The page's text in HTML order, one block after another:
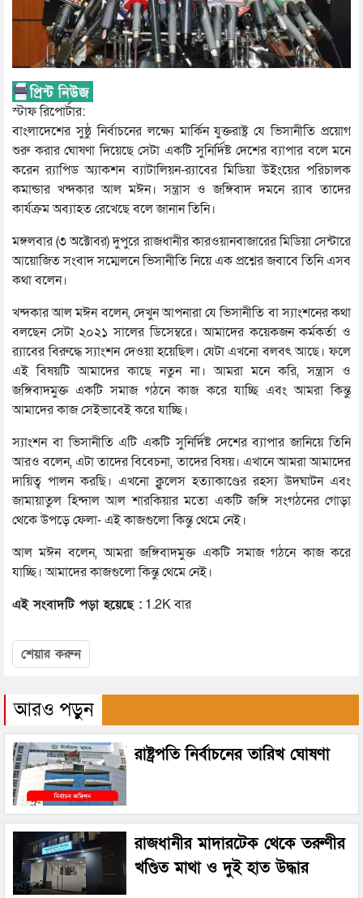
স্টাফ রিপোর্টার:
বাংলাদেশের সুষ্ঠু নির্বাচনের লক্ষ্যে মার্কিন যুক্তরাষ্ট্র যে ভিসানীতি প্রয়োগ
শুরু করার ঘোষণা দিয়েছে সেটা একটি সুনির্দিষ্ট দেশের ব্যাপার বলে মনে
করেন র‌্যাপিড অ্যাকশন ব্যাটালিয়ন-র‌্যাবের মিডিয়া উইংয়ের পরিচালক
কমান্ডার খন্দকার আল মঈন। সন্ত্রাস ও জঙ্গিবাদ দমনে র‌্যাব তাদের
কার্যক্রম অব্যাহত রেখেছে বলে জানান তিনি।
মঙ্গলবার (৩ অক্টোবর) দুপুরে রাজধানীর কারওয়ানবাজারের মিডিয়া সেন্টারে
আয়োজিত সংবাদ সম্মেলনে ভিসানীতি নিয়ে এক প্রশ্নের জবাবে তিনি এসব
কথা বলেন।
খন্দকার আল মঈন বলেন, দেখুন আপনারা যে ভিসানীতি বা স্যাংশনের কথা
বলছেন সেটা ২০২১ সালের ডিসেম্বরে। আমাদের কয়েকজন কর্মকর্তা ও
র‌্যাবের বিরুদ্ধে স্যাংশন দেওয়া হয়েছিল। যেটা এখনো বলবৎ আছে। ফলে
এই বিষয়টি আমাদের কাছে নতুন না। আমরা মনে করি, সন্ত্রাস ও
জঙ্গিবাদমুক্ত একটি সমাজ গঠনে কাজ করে যাচ্ছি এবং আমরা কিন্তু
আমাদের কাজ সেইভাবেই করে যাচ্ছি।
স্যাংশন বা ভিসানীতি এটি একটি সুনির্দিষ্ট দেশের ব্যাপার জানিয়ে তিনি
আরও বলেন, এটা তাদের বিবেচনা, তাদের বিষয়। এখানে আমরা আমাদের
দায়িত্ব পালন করছি। এখনো ক্লুলেস হত্যাকাণ্ডের রহস্য উদঘাটন এবং
জামায়াতুল হিন্দাল আল শারকিয়ার মতো একটি জঙ্গি সংগঠনের গোড়া
থেকে উপড়ে ফেলা- এই কাজগুলো কিন্তু থেমে নেই।
আল মঈন বলেন, আমরা জঙ্গিবাদমুক্ত একটি সমাজ গঠনে কাজ করে
যাচ্ছি। আমাদের কাজগুলো কিন্তু থেমে নেই।
এই সংবাদটি পড়া হয়েছে : 1.2K বার
শেয়ার করুন
আরও পড়ুন
রাষ্ট্রপতি নির্বাচনের তারিখ ঘোষণা
রাজধানীর মাদারটেক থেকে তরুণীর
খণ্ডিত মাথা ও দুই হাত উদ্ধার